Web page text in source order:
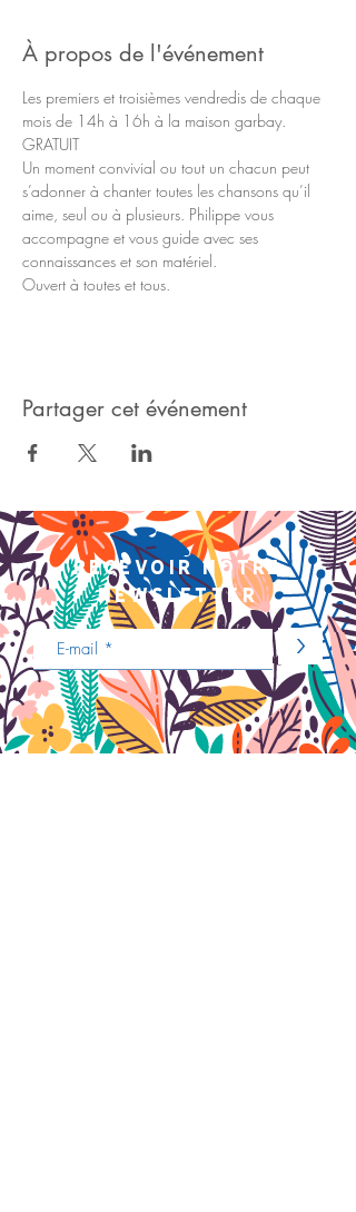
À propos de l'événement
Les premiers et troisièmes vendredis de chaque
mois de 14h à 16h à la maison garbay.
GRATUIT
Un moment convivial ou tout un chacun peut
s’adonner à chanter toutes les chansons qu’il
aime, seul ou à plusieurs. Philippe vous
accompagne et vous guide avec ses
connaissances et son matériel.
Ouvert à toutes et tous.
Partager cet événement
recevoir notre
newsletter
>